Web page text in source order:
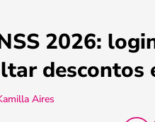
2026:
descontos
Aires